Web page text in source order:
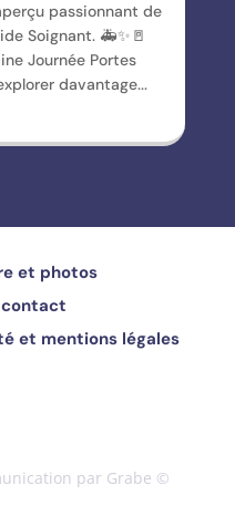
passionnant de
Soignant. 🚑✨🚪
Journée Portes
davantage...
et photos
et mentions légales
par Grabe ©